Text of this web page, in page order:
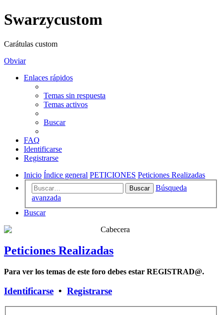
Swarzycustom
Carátulas custom
Obviar
Enlaces rápidos
Temas sin respuesta
Temas activos
Buscar
FAQ
Identificarse
Registrarse
Inicio Índice general PETICIONES Peticiones Realizadas
Buscar
Búsqueda
avanzada
Buscar
Peticiones Realizadas
Para ver los temas de este foro debes estar REGISTRAD@.
Identificarse • Registrarse